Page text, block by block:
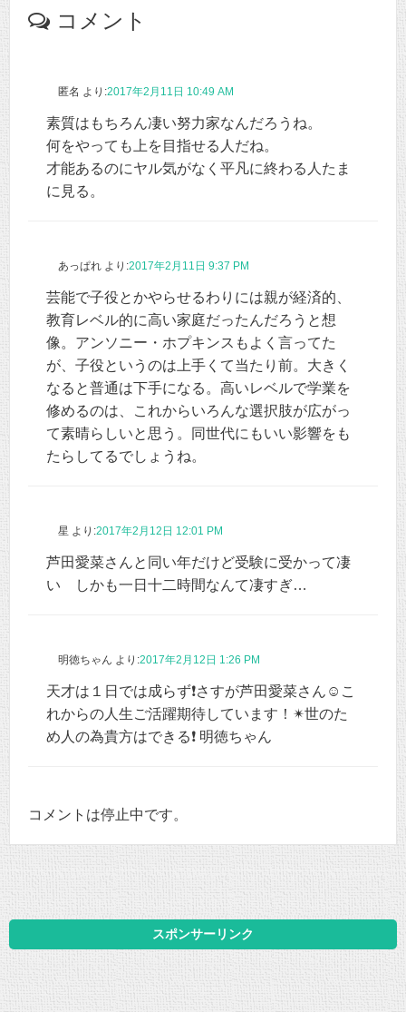
コメント
匿名 より:2017年2月11日 10:49 AM
素質はもちろん凄い努力家なんだろうね。
何をやっても上を目指せる人だね。
才能あるのにヤル気がなく平凡に終わる人たま
に見る。
あっぱれ より:2017年2月11日 9:37 PM
芸能で子役とかやらせるわりには親が経済的、
教育レベル的に高い家庭だったんだろうと想
像。アンソニー・ホプキンスもよく言ってた
が、子役というのは上手くて当たり前。大きく
なると普通は下手になる。高いレベルで学業を
修めるのは、これからいろんな選択肢が広がっ
て素晴らしいと思う。同世代にもいい影響をも
たらしてるでしょうね。
星 より:2017年2月12日 12:01 PM
芦田愛菜さんと同い年だけど受験に受かって凄
い しかも一日十二時間なんて凄すぎ…
明徳ちゃん より:2017年2月12日 1:26 PM
天才は１日では成らず❗さすが芦田愛菜さん☺こ
れからの人生ご活躍期待しています！✴世のた
め人の為貴方はできる❗ 明徳ちゃん
コメントは停止中です。
スポンサーリンク